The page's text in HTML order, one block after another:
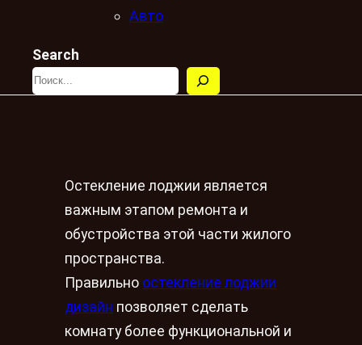
Авто
Search
Остекление лоджии является
важным этапом ремонта и
обустройства этой части жилого
пространства.
Правильно остекление лоджии
дизайн позволяет сделать
комнату более функциональной и